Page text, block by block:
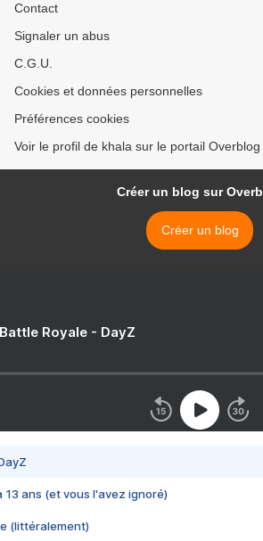
Contact
Signaler un abus
C.G.U.
Cookies et données personnelles
Préférences cookies
Voir le profil de khala sur le portail Overblog
Créer un blog sur
Créer un blog
Royale - DayZ
13 ans (et vous l'avez ignoré)
(littéralement)